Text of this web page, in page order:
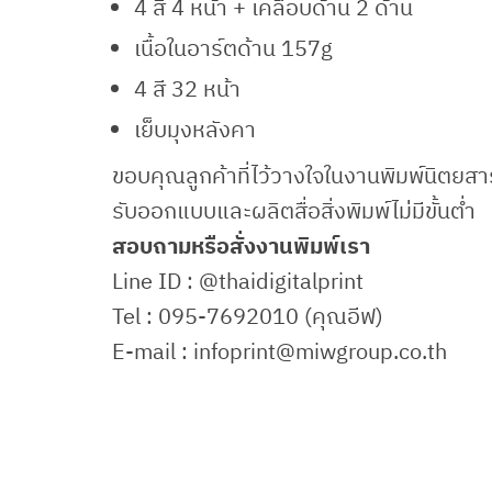
4 สี 4 หน้า + เคลือบด้าน 2 ด้าน
เนื้อในอาร์ตด้าน 157g
4 สี 32 หน้า
เย็บมุงหลังคา
ขอบคุณลูกค้าที่ไว้วางใจในงานพิมพ์นิตยสา
รับออกแบบและผลิตสื่อสิ่งพิมพ์ไม่มีขั้นต่ำ
สอบถามหรือสั่งงานพิมพ์เรา
Line ID : @thaidigitalprint
Tel : 095-7692010 (คุณอีฟ)
E-mail : infoprint@miwgroup.co.th